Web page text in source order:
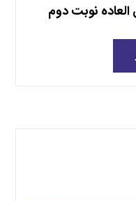
نوبت دوم